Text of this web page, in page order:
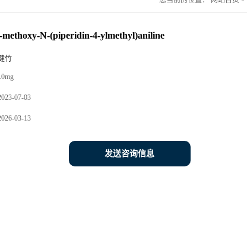
methoxy-N-(piperidin-4-ylmethyl)aniline
竹
07-03
03-13
发送咨询信息